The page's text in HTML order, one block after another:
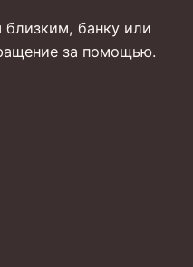
близким, банку или
за помощью.